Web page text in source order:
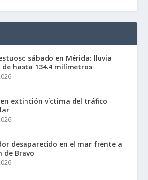
sábado en Mérida: lluvia
de hasta 134.4 milímetros
en extinción víctima del tráfico
desaparecido en el mar frente a
de Bravo